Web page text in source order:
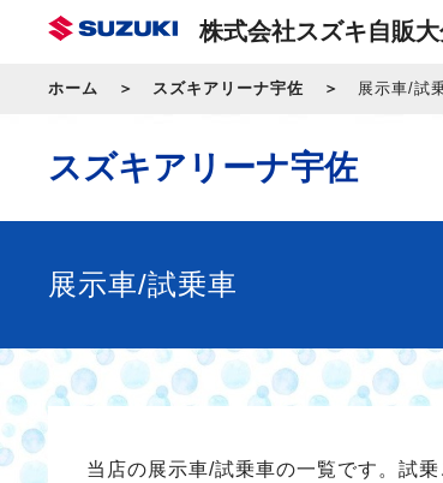
株式会社スズキ自販
ホーム スズキアリーナ宇佐 展示車/試
スズキアリーナ宇佐
展示車/試乗車
当店の展示車/試乗車の一覧です。試